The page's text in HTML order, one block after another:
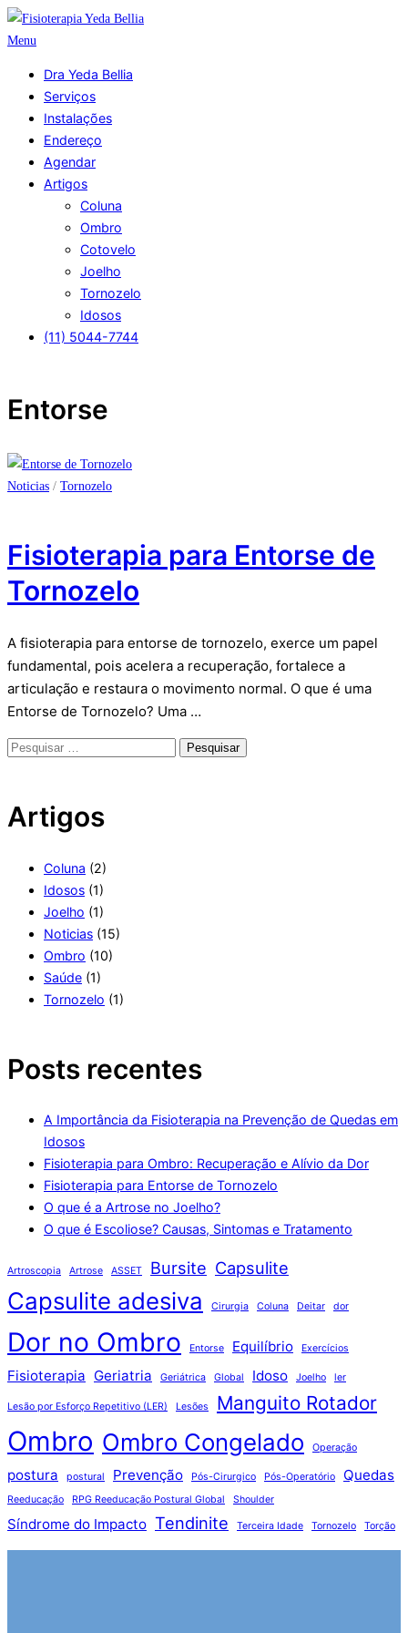
Pular
para
conteúdo
Menu
Dra Yeda Bellia
Serviços
Instalações
Endereço
Agendar
Artigos
Coluna
Ombro
Cotovelo
Joelho
Tornozelo
Idosos
(11) 5044-7744
Entorse
Noticias / Tornozelo
Fisioterapia para Entorse de
Tornozelo
A fisioterapia para entorse de tornozelo, exerce um papel
fundamental, pois acelera a recuperação, fortalece a
articulação e restaura o movimento normal. O que é uma
Entorse de Tornozelo? Uma …
Pesquisar
Artigos
Coluna (2)
Idosos (1)
Joelho (1)
Noticias (15)
Ombro (10)
Saúde (1)
Tornozelo (1)
Posts recentes
A Importância da Fisioterapia na Prevenção de Quedas em
Idosos
Fisioterapia para Ombro: Recuperação e Alívio da Dor
Fisioterapia para Entorse de Tornozelo
O que é a Artrose no Joelho?
O que é Escoliose? Causas, Sintomas e Tratamento
Artroscopia Artrose ASSET Bursite Capsulite
Capsulite adesiva Cirurgia Coluna Deitar dor
Dor no Ombro Entorse Equilíbrio Exercícios
Fisioterapia Geriatria Geriátrica Global Idoso Joelho ler
Lesão por Esforço Repetitivo (LER) Lesões Manguito Rotador
Ombro Ombro Congelado Operação
postura postural Prevenção Pós-Cirurgico Pós-Operatório Quedas
Reeducação RPG Reeducação Postural Global Shoulder
Síndrome do Impacto Tendinite Terceira Idade Tornozelo Torção